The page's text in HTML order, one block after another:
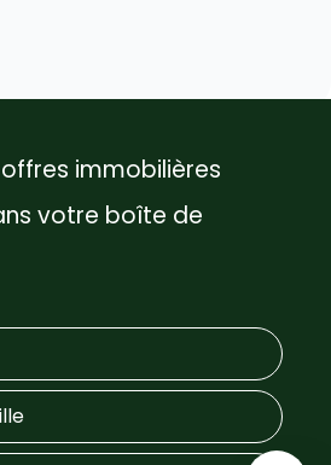
immobilières
votre boîte de